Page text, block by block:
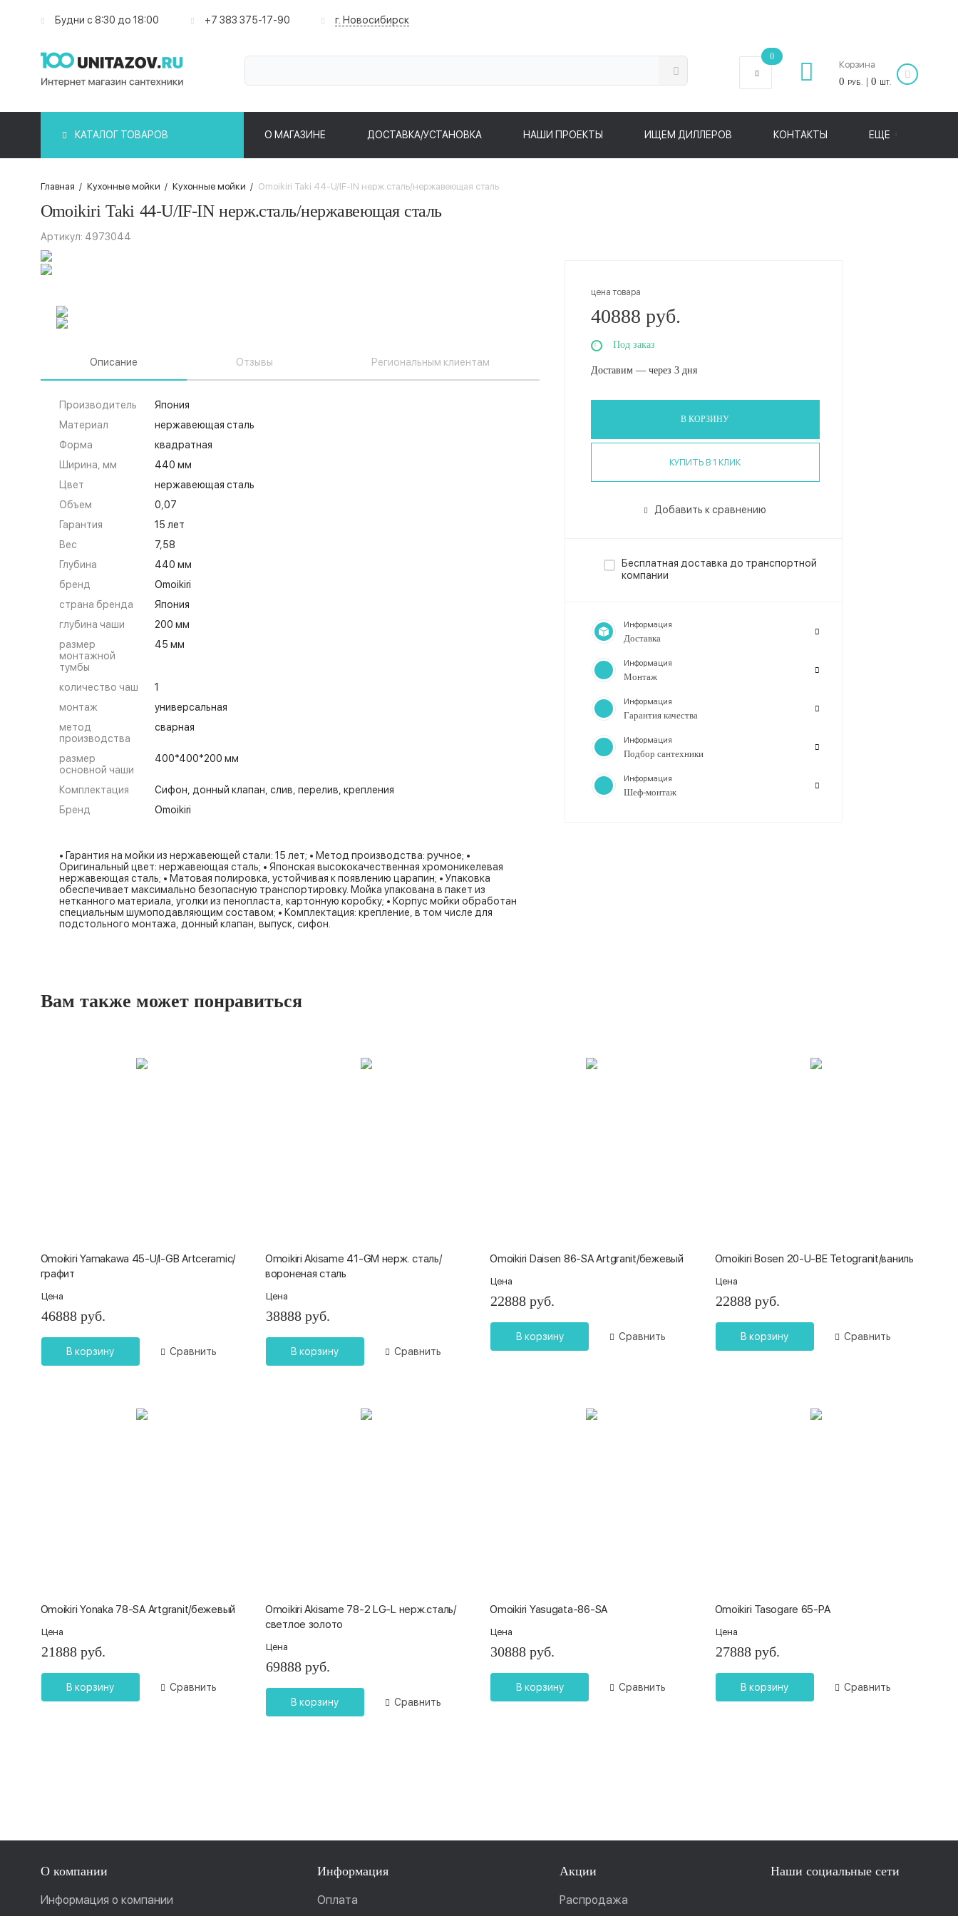
Будни с 8:30 до 18:00 +7 383 375-17-90 г. Новосибирск
0
Корзина
0 РУБ. | 0 ШТ.
КАТАЛОГ ТОВАРОВ О МАГАЗИНЕ ДОСТАВКА/УСТАНОВКА НАШИ ПРОЕКТЫ ИЩЕМ ДИЛЛЕРОВ КОНТАКТЫ ЕЩЕ
Главная / Кухонные мойки / Кухонные мойки / Omoikiri Taki 44-U/IF-IN нерж.сталь/нержавеющая сталь
Omoikiri Taki 44-U/IF-IN нерж.сталь/нержавеющая сталь
Артикул: 4973044
цена товара
40888 руб.
Под заказ
Доставим — через 3 дня
В КОРЗИНУ
КУПИТЬ В 1 КЛИК
Добавить к сравнению
Бесплатная доставка до транспортной
компании
Информация
Доставка
Информация
Монтаж
Информация
Гарантия качества
Информация
Подбор сантехники
Информация
Шеф-монтаж
Описание Отзывы Региональным клиентам
Производитель
Япония
Материал
нержавеющая сталь
Форма
квадратная
Ширина, мм
440 мм
Цвет
нержавеющая сталь
Объем
0,07
Гарантия
15 лет
Вес
7,58
Глубина
440 мм
бренд
Omoikiri
страна бренда
Япония
глубина чаши
200 мм
размер
монтажной
тумбы
45 мм
количество чаш
1
монтаж
универсальная
метод
производства
сварная
размер
основной чаши
400*400*200 мм
Комплектация
Сифон, донный клапан, слив, перелив, крепления
Бренд
Omoikiri
• Гарантия на мойки из нержавеющей стали: 15 лет; • Метод производства: ручное; •
Оригинальный цвет: нержавеющая сталь; • Японская высококачественная хромоникелевая
нержавеющая сталь; • Матовая полировка, устойчивая к появлению царапин; • Упаковка
обеспечивает максимально безопасную транспортировку. Мойка упакована в пакет из
нетканного материала, уголки из пенопласта, картонную коробку; • Корпус мойки обработан
специальным шумоподавляющим составом; • Комплектация: крепление, в том числе для
подстольного монтажа, донный клапан, выпуск, сифон.
Вам также может понравиться
Omoikiri Yamakawa 45-U/I-GB Artceramic/
графит
Цена
46888 руб.
В корзину Сравнить
Omoikiri Akisame 41-GM нерж. сталь/
вороненая сталь
Цена
38888 руб.
В корзину Сравнить
Omoikiri Daisen 86-SA Artgranit/бежевый
Цена
22888 руб.
В корзину Сравнить
Omoikiri Bosen 20-U-BE Tetogranit/ваниль
Цена
22888 руб.
В корзину Сравнить
Omoikiri Yonaka 78-SA Artgranit/бежевый
Цена
21888 руб.
В корзину Сравнить
Omoikiri Akisame 78-2 LG-L нерж.сталь/
светлое золото
Цена
69888 руб.
В корзину Сравнить
Omoikiri Yasugata-86-SA
Цена
30888 руб.
В корзину Сравнить
Omoikiri Tasogare 65-PA
Цена
27888 руб.
В корзину Сравнить
О компании
Информация о компании
Информация
Оплата
Акции
Распродажа
Наши социальные сети